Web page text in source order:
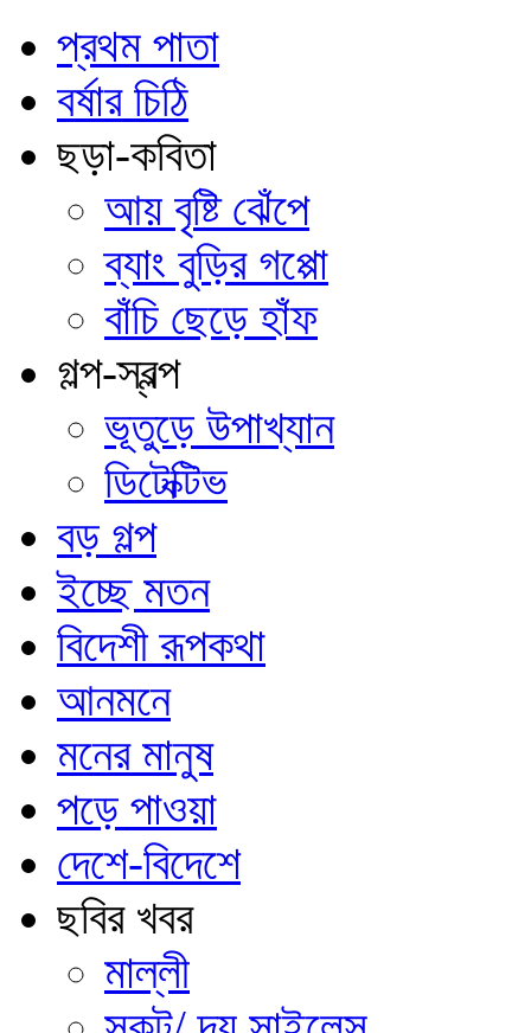
প্রথম পাতা
বর্ষার চিঠি
ছড়া-কবিতা
আয় বৃষ্টি ঝেঁপে
ব্যাং বুড়ির গপ্পো
বাঁচি ছেড়ে হাঁফ
গল্প-স্বল্প
ভূতুড়ে উপাখ্যান
ডিটেক্টিভ
বড় গল্প
ইচ্ছে মতন
বিদেশী রূপকথা
আনমনে
মনের মানুষ
পড়ে পাওয়া
দেশে-বিদেশে
ছবির খবর
মাল্লী